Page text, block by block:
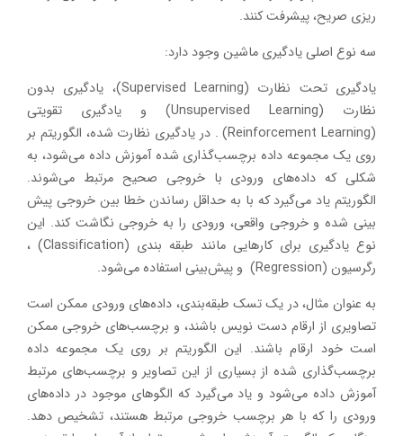
ریزی صریح، پیشرفت کنند.
سه نوع اصلی یادگیری ماشین وجود دارد:
یادگیری تحت نظارت (Supervised Learning)، یادگیری بدون
نظارت (Unsupervised Learning) و یادگیری تقویتی
(Reinforcement Learning) . در یادگیری نظارت شده، الگوریتم بر
روی یک مجموعه داده برچسب‌گذاری شده آموزش داده می‌شود، به
شکلی که داده‌های ورودی با خروجی صحیح مرتبط می‌شوند.
الگوریتم یاد می‌گیرد که با به حداقل رساندن خطا بین خروجی پیش
بینی شده و خروجی واقعی، ورودی را به خروجی نگاشت کند. این
نوع یادگیری برای کارهایی مانند طبقه بندی (Classification) ،
رگرسیون (Regression) و پیش‌بینی استفاده می‌شود.
به عنوان مثال، در یک تسک طبقه‌بندی، داده‌های ورودی ممکن است
تصاویری از ارقام دست نویس باشند، و برچسب‌های خروجی ممکن
است خود ارقام باشند. این الگوریتم بر روی یک مجموعه داده
برچسب‌گذاری شده از بسیاری از این تصاویر و برچسب‌های مرتبط
آموزش داده می‌شود و یاد می‌گیرد که الگوهای موجود در داده‌های
ورودی را که با هر برچسب خروجی مرتبط هستند، تشخیص دهد.